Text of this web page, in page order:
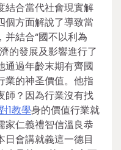
結合當代社會現實解
個方面解說了導致當
結合“國不以利為
的發展及影響進行了
通過年齡末期有齊國
業的神圣價值。他指
師？因為行業沒有找
1教學身的價值行業就
家仁義禮智信溫良恭
日會講就義這一德目